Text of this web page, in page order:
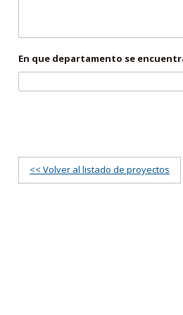
En que departamento se
<< Volver al listado de proyectos